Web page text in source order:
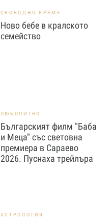
СВОБОДНО ВРЕМЕ
Ново бебе в кралското
семейство
ЛЮБОПИТНО
Българският филм "Баба
и Меца" със световна
премиера в Сараево
2026. Пуснаха трейлъра
АСТРОЛОГИЯ